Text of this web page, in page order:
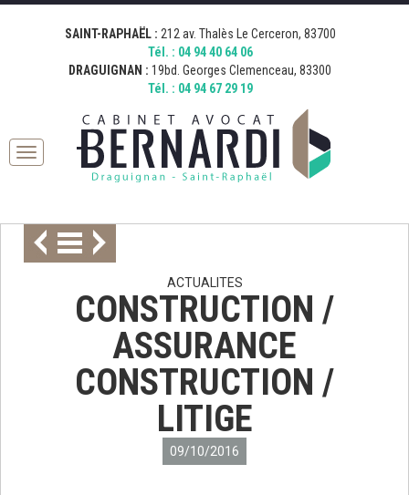
[google_map address="19 Boulevard Georges Clemenceau, 83300
Draguignan, France" zoom="15" desc="AVOCAT BERNARDI
DRAGUIGNAN" icon="http://bernardi.demo.comkwatt.com/wp-
content/uploads/2015/11/icon_map.png" ]
[google_map address="212 Avenue Thalès, 83700 Saint-Raphaël,
France" zoom="15" desc="AVOCAT BERNARDI SAINT RAPHAEL"
icon="http://bernardi.demo.comkwatt.com/wp-
content/uploads/2015/11/icon_map.png" ]
SAINT-RAPHAËL : 212 av. Thalès Le Cerceron, 83700
Tél. : 04 94 40 64 06
DRAGUIGNAN : 19bd. Georges Clemenceau, 83300
Tél. : 04 94 67 29 19
Toggle
ACTUALITES
CONSTRUCTION /
ASSURANCE
CONSTRUCTION /
LITIGE
09/10/2016